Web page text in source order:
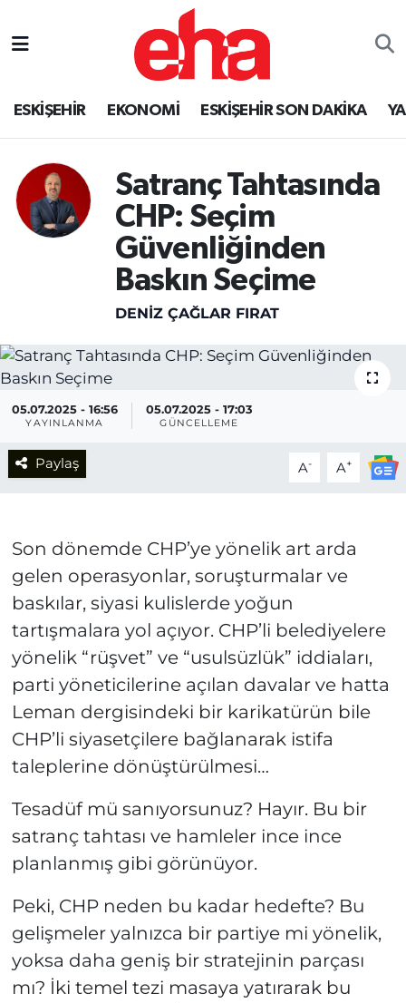
ESKİŞEHİR EKONOMİ ESKİŞEHİR SON DAKİKA
Satranç Tahtasında
CHP: Seçim
Güvenliğinden
Baskın Seçime
DENIZ ÇAĞLAR FIRAT
05.07.2025 - 16:56
YAYINLANMA
05.07.2025 - 17:03
GÜNCELLEME
Paylaş A- A+
Son dönemde CHP’ye yönelik art arda
gelen operasyonlar, soruşturmalar ve
baskılar, siyasi kulislerde yoğun
tartışmalara yol açıyor. CHP’li belediyelere
yönelik “rüşvet” ve “usulsüzlük” iddiaları,
parti yöneticilerine açılan davalar ve hatta
Leman dergisindeki bir karikatürün bile
CHP’li siyasetçilere bağlanarak istifa
taleplerine dönüştürülmesi…
Tesadüf mü sanıyorsunuz? Hayır. Bu bir
satranç tahtası ve hamleler ince ince
planlanmış gibi görünüyor.
Peki, CHP neden bu kadar hedefte? Bu
gelişmeler yalnızca bir partiye mi yönelik,
yoksa daha geniş bir stratejinin parçası
mı? İki temel tezi masaya yatırarak bu